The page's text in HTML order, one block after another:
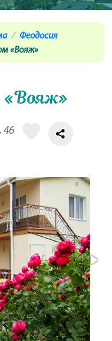
Феодосия
«Вояж»
«Вояж»
46